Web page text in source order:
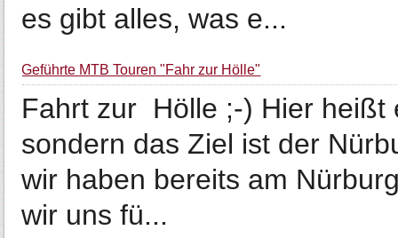
es gibt alles, was e...
Geführte MTB Touren "Fahr zur Hölle"
Fahrt zur Hölle ;-) Hier heißt
sondern das Ziel ist der
wir haben bereits am
wir uns fü...